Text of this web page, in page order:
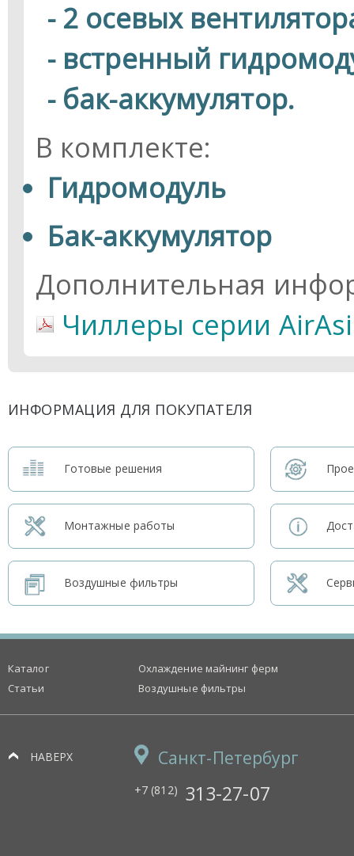
- 2 осевых
- встренный
- бак-аккумулятор.
В комплекте:
Гидромодуль
Бак-аккумулятор
Дополнительная
Чиллеры серии
ИНФОРМАЦИЯ ДЛЯ ПОКУПАТЕЛЯ
Готовые решения
Монтажные работы
Воздушные фильтры
Каталог
Статьи
Охлаждение майнинг ферм
Воздушные фильтры
НАВЕРХ Санкт-Петербург
+7 (812) 313-27-07